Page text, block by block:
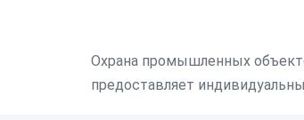
Охрана промышленных
предоставляет